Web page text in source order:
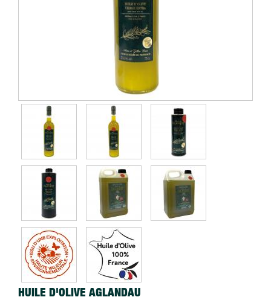
HUILE D'OLIVE AGLANDAU